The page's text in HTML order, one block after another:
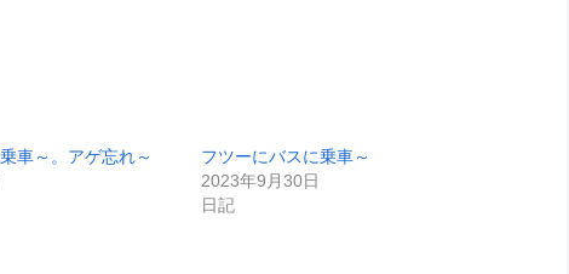
車～。アゲ忘れ～
フツーにバスに乗車～
2023年9月30日
日記